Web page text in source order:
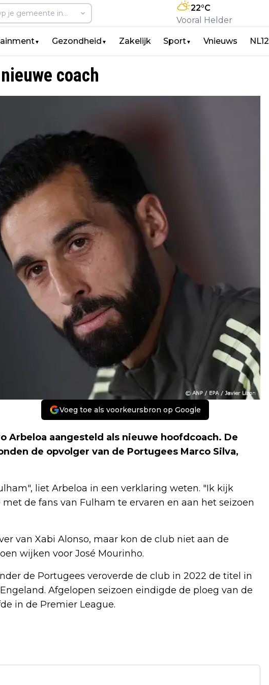
22°C
Vooral Helder
▼ Gezondheid ▼ Zakelijk Sport▼ Vnieuws NL12
coach
Voeg toe als voorkeursbron op Google
Arbeloa aangesteld als nieuwe hoofdcoach. De
de opvolger van de Portugees Marco Silva,
liet Arbeloa in een verklaring weten. "Ik kijk
de fans van Fulham te ervaren en aan het seizoen
van Xabi Alonso, maar kon de club niet aan de
wijken voor José Mourinho.
de Portugees veroverde de club in 2022 de titel in
Afgelopen seizoen eindigde de ploeg van de
in de Premier League.
BLØF GEEFT WEER NAZOMERSE REEKS